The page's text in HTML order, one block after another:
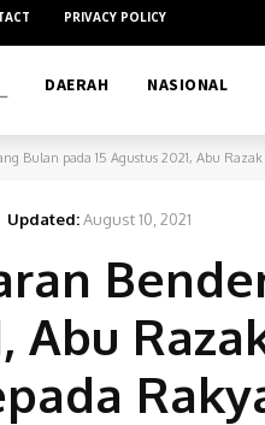
PRIVACY POLICY
DAERAH NASIONAL
Bulan pada 15 Agustus 2021, Abu Razak
Updated:August 10, 2021
Abu